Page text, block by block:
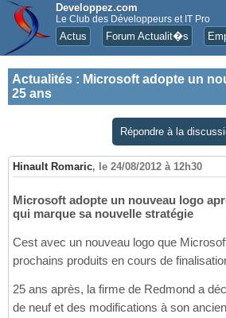
Developpez.com
Le Club des Développeurs et IT Pro
Actus Forum Actualit�s
Actualités : Microsoft adopte un
25 ans
Répondre à la
Hinault Romaric, le 24/08/2012 à 12h30
Microsoft adopte un nouveau logo
qui marque sa nouvelle stratégie
Cest avec un nouveau logo que
prochains produits en cours de
25 ans après, la firme de Redmond a
de neuf et des modifications à son